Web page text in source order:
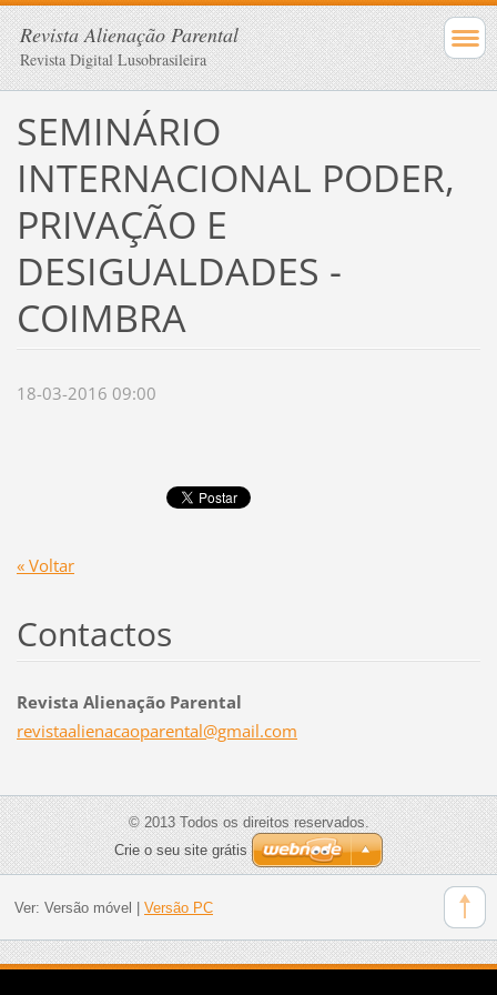
Revista Alienação Parental
Revista Digital Lusobrasileira
SEMINÁRIO
INTERNACIONAL PODER,
PRIVAÇÃO E
DESIGUALDADES -
COIMBRA
18-03-2016 09:00
« Voltar
Contactos
Revista Alienação Parental
revistaalienacaoparental@gmail.com
© 2013 Todos os direitos reservados.
Crie o seu site grátis
Ver: Versão móvel Versão PC